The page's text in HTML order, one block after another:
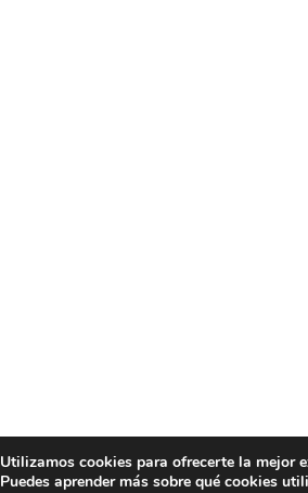
Utilizamos cookies para ofrecerte la mejor
Puedes aprender más sobre qué cookies